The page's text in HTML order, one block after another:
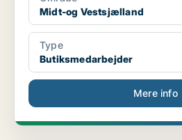
Midt-og Vestsjælland
Type
Butiksmedarbejder
Mere info